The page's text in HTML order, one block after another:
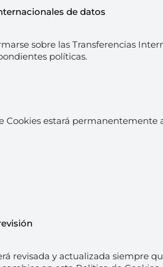
de datos
sobre las Transferencias
políticas.
Cookies estará
revisada y actualizada siempre